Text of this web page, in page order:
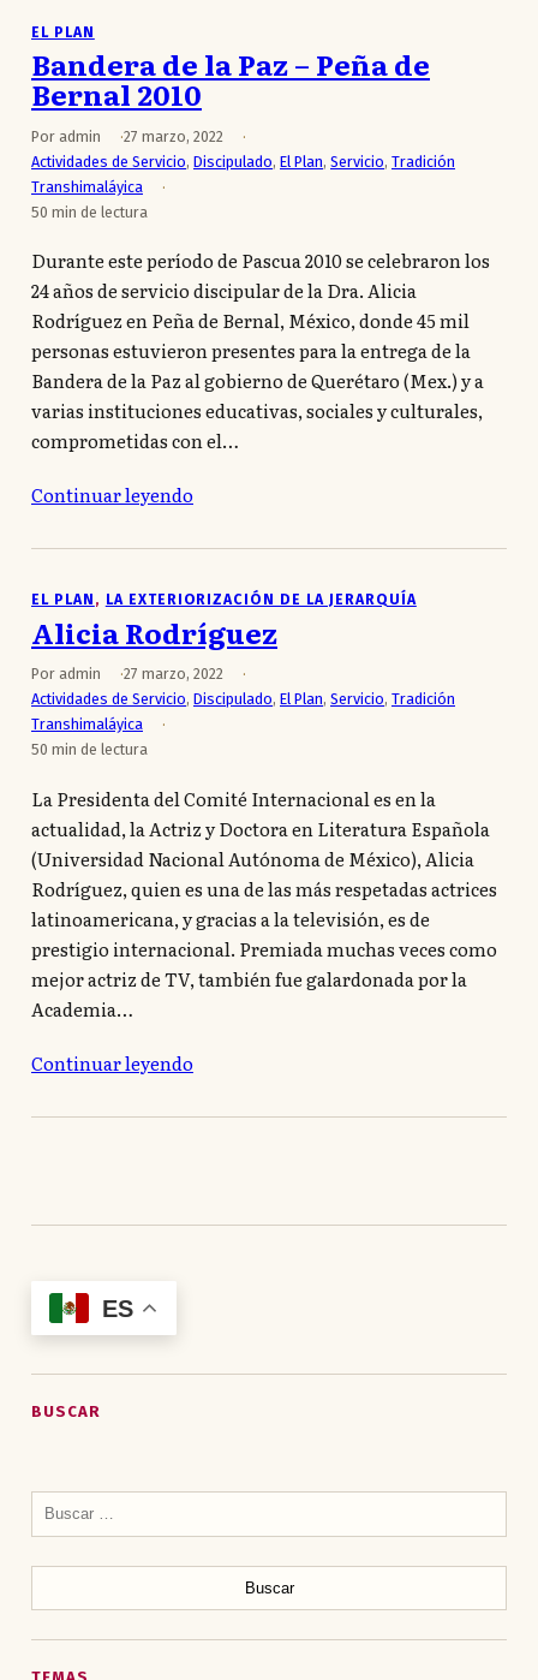
EL PLAN
Bandera de la Paz – Peña de
Bernal 2010
Por admin
27 marzo, 2022
Actividades de Servicio, Discipulado, El Plan, Servicio, Tradición
Transhimaláyica
50 min de lectura
Durante este período de Pascua 2010 se celebraron los
24 años de servicio discipular de la Dra. Alicia
Rodríguez en Peña de Bernal, México, donde 45 mil
personas estuvieron presentes para la entrega de la
Bandera de la Paz al gobierno de Querétaro (Mex.) y a
varias instituciones educativas, sociales y culturales,
comprometidas con el…
Continuar leyendo
EL PLAN , LA EXTERIORIZACIÓN DE LA JERARQUÍA
Alicia Rodríguez
Por admin
27 marzo, 2022
Actividades de Servicio, Discipulado, El Plan, Servicio, Tradición
Transhimaláyica
50 min de lectura
La Presidenta del Comité Internacional es en la
actualidad, la Actriz y Doctora en Literatura Española
(Universidad Nacional Autónoma de México), Alicia
Rodríguez, quien es una de las más respetadas actrices
latinoamericana, y gracias a la televisión, es de
prestigio internacional. Premiada muchas veces como
mejor actriz de TV, también fue galardonada por la
Academia…
Continuar leyendo
ES
BUSCAR